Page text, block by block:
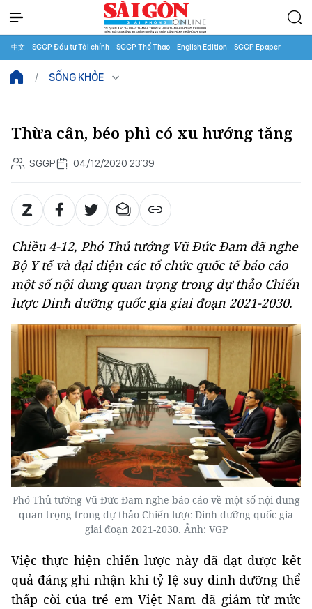
中文 SGGP Đầu tư Tài chính SGGP Thể Thao English Edition SGGP Epaper
SỐNG KHỎE
Thừa cân, béo phì có xu hướng tăng
SGGP 04/12/2020 23:39
Chiều 4-12, Phó Thủ tướng Vũ Đức Đam đã nghe
Bộ Y tế và đại diện các tổ chức quốc tế báo cáo
một số nội dung quan trọng trong dự thảo Chiến
lược Dinh dưỡng quốc gia giai đoạn 2021-2030.
Phó Thủ tướng Vũ Đức Đam nghe báo cáo về một số nội dung
quan trọng trong dự thảo Chiến lược Dinh dưỡng quốc gia
giai đoạn 2021-2030. Ảnh: VGP
Việc thực hiện chiến lược này đã đạt được kết
quả đáng ghi nhận khi tỷ lệ suy dinh dưỡng thể
thấp còi của trẻ em Việt Nam đã giảm từ mức